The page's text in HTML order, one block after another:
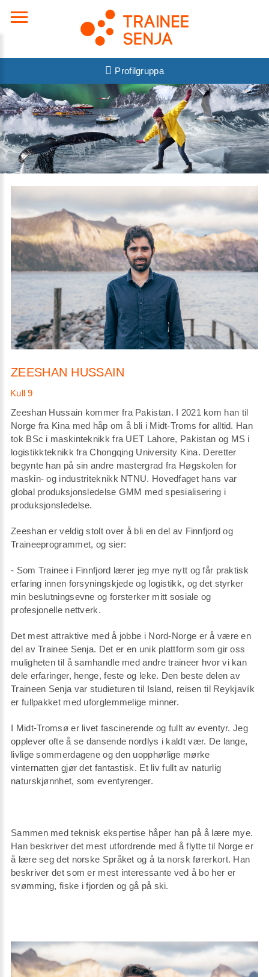
Profilgruppa
ZEESHAN HUSSAIN
Zeeshan Hussain kommer fra Pakistan. I 2021 kom han til
Norge fra Kina med håp om å bli i Midt-Troms for alltid. Han
tok BSc i maskinteknikk fra UET Lahore, Pakistan og MS i
logistikkteknikk fra Chongqing University Kina. Deretter
begynte han på sin andre mastergrad fra Høgskolen for
maskin- og industriteknikk NTNU. Hovedfaget hans var
global produksjonsledelse GMM med spesialisering i
produksjonsledelse.
Zeeshan er veldig stolt over å bli en del av Finnfjord og
Traineeprogrammet, og sier:
- Som Trainee i Finnfjord lærer jeg mye nytt og får praktisk
erfaring innen forsyningskjede og logistikk, og det styrker
min beslutningsevne og forsterker mitt sosiale og
profesjonelle nettverk.
Det mest attraktive med å jobbe i Nord-Norge er å være en
del av Trainee Senja. Det er en unik plattform som gir oss
muligheten til å samhandle med andre traineer hvor vi kan
dele erfaringer, henge, feste og leke. Den beste delen av
Traineen Senja var studieturen til Island, reisen til Reykjavík
er fullpakket med uforglemmelige minner.
I Midt-Tromsø er livet fascinerende og fullt av eventyr. Jeg
opplever ofte å se dansende nordlys i kaldt vær. De lange,
livlige sommerdagene og den uopphørlige mørke
vinternatten gjør det fantastisk. Et liv fullt av naturlig
naturskjønnhet, som eventyrenger.
Sammen med teknisk ekspertise håper han på å lære mye.
Han beskriver det mest utfordrende med å flytte til Norge er
å lære seg det norske Språket og å ta norsk førerkort. Han
beskriver det som er mest interessante ved å bo her er
svømming, fiske i fjorden og gå på ski.